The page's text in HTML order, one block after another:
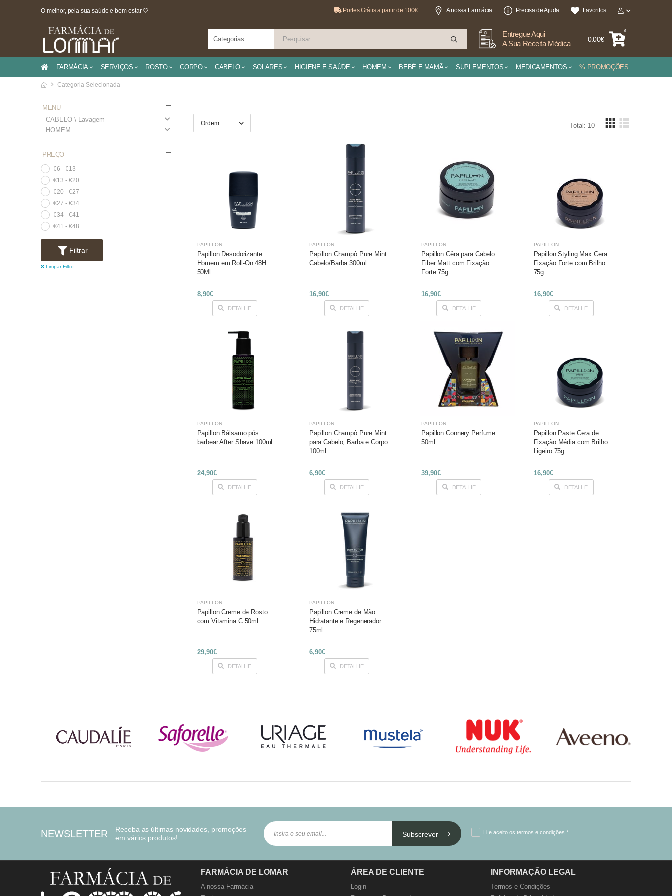
O melhor, pela sua saúde e bem-estar 🤍 Portes Grátis a partir de 100€ A nossa Farmácia Precisa de Ajuda Favoritos
Entregue Aqui
A Sua Receita Médica
0.00€
0
FARMÁCIA SERVIÇOS ROSTO CORPO CABELO SOLARES HIGIENE E SAÚDE HOMEM BEBÉ E MAMÃ SUPLEMENTOS MEDICAMENTOS % PROMOÇÕES
Categoria Selecionada
MENU
CABELO \ Lavagem
HOMEM
PREÇO
€6 - €13
€13 - €20
€20 - €27
€27 - €34
€34 - €41
€41 - €48
Filtrar
Limpar Filtro
Total: 10
PAPILLON
Papillon Desodorizante
Homem em Roll-On 48H
50Ml
8,90€
DETALHE
PAPILLON
Papillon Champô Pure Mint
Cabelo/Barba 300ml
16,90€
DETALHE
PAPILLON
Papillon Cêra para Cabelo
Fiber Matt com Fixação
Forte 75g
16,90€
DETALHE
PAPILLON
Papillon Styling Max Cera
Fixação Forte com Brilho
75g
16,90€
DETALHE
PAPILLON
Papillon Bálsamo pós
barbear After Shave 100ml
24,90€
DETALHE
PAPILLON
Papillon Champô Pure Mint
para Cabelo, Barba e Corpo
100ml
6,90€
DETALHE
PAPILLON
Papillon Connery Perfume
50ml
39,90€
DETALHE
PAPILLON
Papillon Paste Cera de
Fixação Média com Brilho
Ligeiro 75g
16,90€
DETALHE
PAPILLON
Papillon Creme de Rosto
com Vitamina C 50ml
29,90€
DETALHE
PAPILLON
Papillon Creme de Mão
Hidratante e Regenerador
75ml
6,90€
DETALHE
NEWSLETTER
Receba as últimas novidades, promoções
em vários produtos!
Subscrever Li e aceito ostermos e condições*
FARMÁCIA DE LOMAR
A nossa Farmácia
ÁREA DE CLIENTE
Login
INFORMAÇÃO LEGAL
Termos e Condições